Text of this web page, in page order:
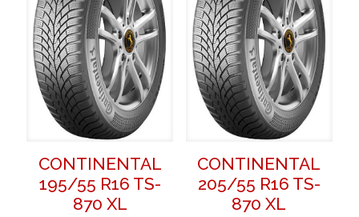
CONTINENTAL
195/55 R16 TS-
870 XL
CONTINENTAL
205/55 R16 TS-
870 XL